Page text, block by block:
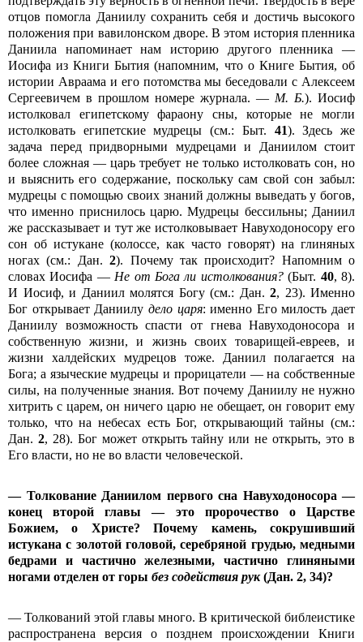
отцов помогла Даниилу сохранить себя и достичь высокого
положения при вавилонском дворе. В этом история пленника
Даниила напоминает нам историю другого пленника —
Иосифа из Книги Бытия (напомним, что о Книге Бытия, об
истории Авраама и его потомства мы беседовали с Алексеем
Сергеевичем в прошлом номере журнала. — М. Б.). Иосиф
истолковал египетскому фараону сны, которые не могли
истолковать египетские мудрецы (см.: Быт. 41). Здесь же
задача перед придворными мудрецами и Даниилом стоит
более сложная — царь требует не только истолковать сон, но
и выяснить его содержание, поскольку сам свой сон забыл:
мудрецы с помощью своих знаний должны выведать у богов,
что именно приснилось царю. Мудрецы бессильны; Даниил
же рассказывает и тут же истолковывает Навуходоносору его
сон об истукане (колоссе, как часто говорят) на глиняных
ногах (cм.: Дан.2). Почему так происходит? Напомним о
словах Иосифа — Не от Бога ли истолкования?(Быт. 40, 8).
И Иосиф, и Даниил молятся Богу (см.: Дан. 2, 23). Именно
Бог открывает Даниилу дело царя: именно Его милость дает
Даниилу возможность спасти от гнева Навуходоносора и
собственную жизни, и жизнь своих товарищей-евреев, и
жизни халдейских мудрецов тоже. Даниил полагается на
Бога; а языческие мудрецы и прорицатели — на собственные
силы, на полученные знания. Вот почему Даниилу не нужно
хитрить с царем, он ничего царю не обещает, он говорит ему
только, что на небесах есть Бог, открывающий тайны (см.:
Дан. 2, 28). Бог может открыть тайну или не открыть, это в
Его власти, но не во власти человеческой.
— Толкование Даниилом первого сна Навуходоносора —
конец второй главы — это пророчество о Царстве
Божием, о Христе? Почему камень, сокрушивший
истукана с золотой головой, серебряной грудью, медными
бедрами и частично железными, частично глиняными
ногами отделен от горы без содействия рук(Дан. 2, 34)?
— Толкований этой главы много. В критической библеистике
распространена версия о позднем происхождении Книги